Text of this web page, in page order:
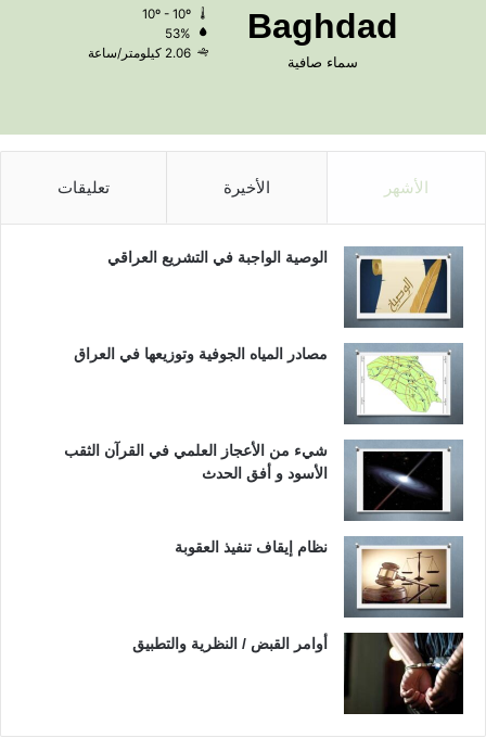
Baghdad
سماء صافية
53%
2.06 كيلومتر/ساعة
الأشهر الأخيرة تعليقات
الوصية الواجبة في التشريع العراقي
مصادر المياه الجوفية وتوزيعها في العراق
شيء من الأعجاز العلمي في القرآن الثقب
الأسود و أفق الحدث
نظام إيقاف تنفيذ العقوبة
أوامر القبض / النظرية والتطبيق